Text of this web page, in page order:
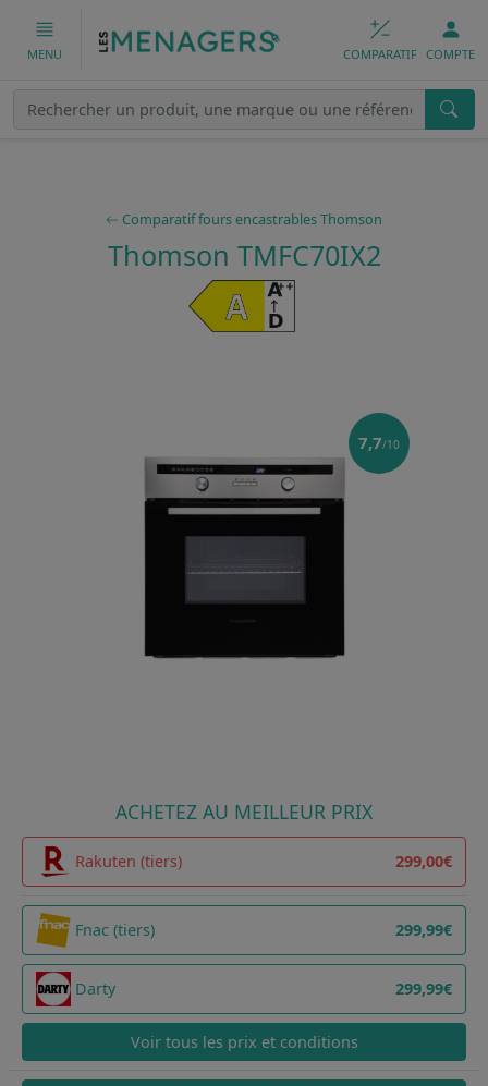
MENU COMPARATIF COMPTE
Comparatif fours encastrables Thomson
Thomson TMFC70IX2
7,7/10
ACHETEZ AU MEILLEUR PRIX
Rakuten (tiers) 299,00€
Fnac (tiers) 299,99€
Darty 299,99€
Voir tous les prix et conditions